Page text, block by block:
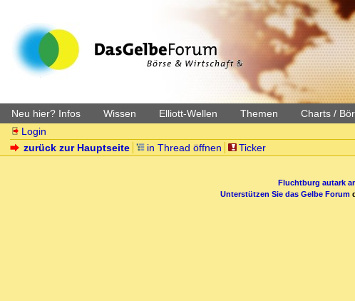
Neu hier? Infos Wissen Elliott-Wellen Themen Charts /
Login
zurück zur Hauptseite
in Thread öffnen Ticker
Fluchtburg autark
Unterstützen Sie das Gelbe Forum